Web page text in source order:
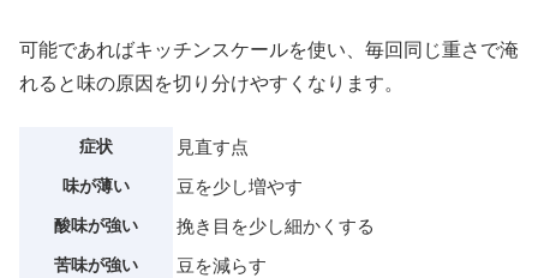
可能であればキッチンスケールを使い、毎回同じ重さで淹
れると味の原因を切り分けやすくなります。
症状 見直す点
味が薄い 豆を少し増やす
酸味が強い 挽き目を少し細かくする
苦味が強い 豆を減らす